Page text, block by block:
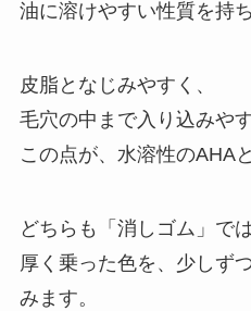
油に溶けやすい性質を持ち
皮脂となじみやすく、
毛穴の中まで入り込みや
この点が、水溶性のAHA
どちらも「消しゴム」で
厚く乗った色を、少しず
みます。